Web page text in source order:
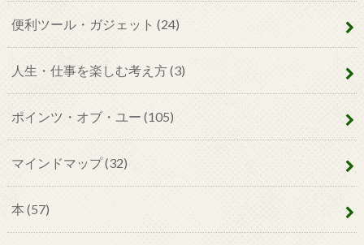
便利ツール・ガジェット (24)
人生・仕事を楽しむ考え方(3)
ポインツ・オブ・ユー (105)
マインドマップ(32)
本 (57)